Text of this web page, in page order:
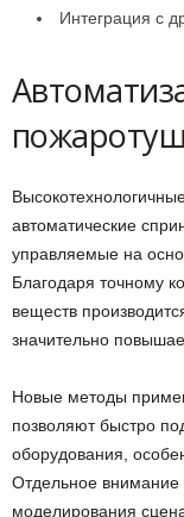
Интеграция с
автоматические
управляемые на
Благодаря точному
веществ
значительно
Новые методы
позволяют быстро
оборудования,
Отдельное внимание
моделирования